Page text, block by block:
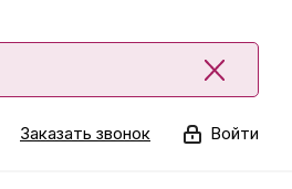
Войти
Заказать звонок